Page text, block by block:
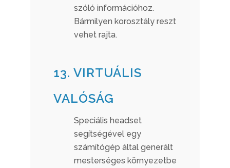
szóló információhoz.
Bármilyen korosztály reszt
vehet rajta.
13. VIRTUÁLIS
VALÓSÁG
Speciális headset
segítségével egy
számítógép által generált
mesterséges környezetbe